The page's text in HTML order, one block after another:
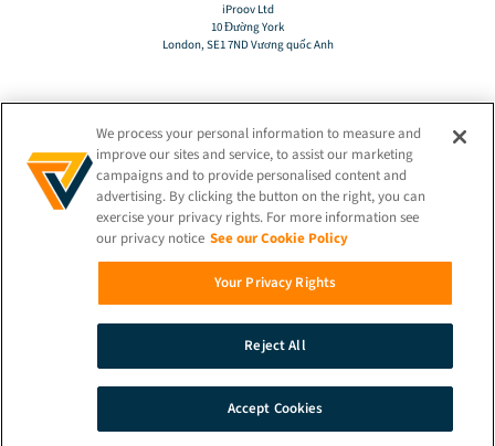
iProov Ltd
10 Đường York
London, SE1 7ND Vương quốc Anh
DỊCH
VI
GIỮ KẾT NỐI!
DEMO SỰ TIẾP XÚC
We process your personal information to measure and
improve our sites and service, to assist our marketing
campaigns and to provide personalised content and
advertising. By clicking the button on the right, you can
exercise your privacy rights. For more information see
our privacy notice See our Cookie Policy
Your Privacy Rights
Reject All
Accept Cookies